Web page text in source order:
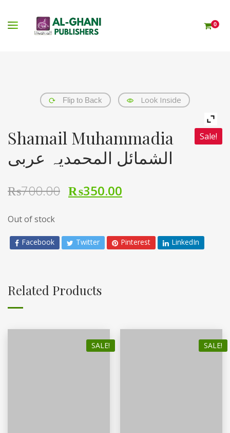
0
Flip to Back Look Inside
Sale!
Shamail Muhammadia
الشمائل المحمدیہ عربی
₨700.00 ₨350.00
Out of stock
Facebook Twitter Pinterest LinkedIn
Related Products
SALE! SALE!